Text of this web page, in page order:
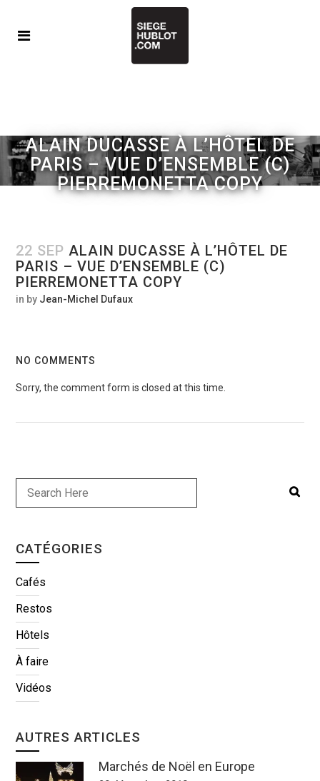
ALAIN DUCASSE À L’HÔTEL DE
PARIS – VUE D’ENSEMBLE (C)
PIERREMONETTA COPY
22 SEP ALAIN DUCASSE À L’HÔTEL DE
PARIS – VUE D’ENSEMBLE (C)
PIERREMONETTA COPY
in by Jean-Michel Dufaux
NO COMMENTS
Sorry, the comment form is closed at this time.
CATÉGORIES
Cafés
Restos
Hôtels
À faire
Vidéos
AUTRES ARTICLES
Marchés de Noël en Europe